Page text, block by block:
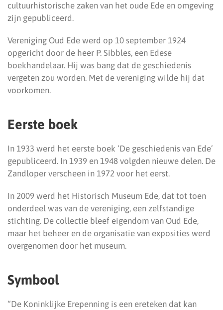
cultuurhistorische zaken van het oude Ede en omgeving
zijn gepubliceerd.
Vereniging Oud Ede werd op 10 september 1924
opgericht door de heer P. Sibbles, een Edese
boekhandelaar. Hij was bang dat de geschiedenis
vergeten zou worden. Met de vereniging wilde hij dat
voorkomen.
Eerste boek
In 1933 werd het eerste boek ‘De geschiedenis van Ede’
gepubliceerd. In 1939 en 1948 volgden nieuwe delen. De
Zandloper verscheen in 1972 voor het eerst.
In 2009 werd het Historisch Museum Ede, dat tot toen
onderdeel was van de vereniging, een zelfstandige
stichting. De collectie bleef eigendom van Oud Ede,
maar het beheer en de organisatie van exposities werd
overgenomen door het museum.
Symbool
“De Koninklijke Erepenning is een ereteken dat kan